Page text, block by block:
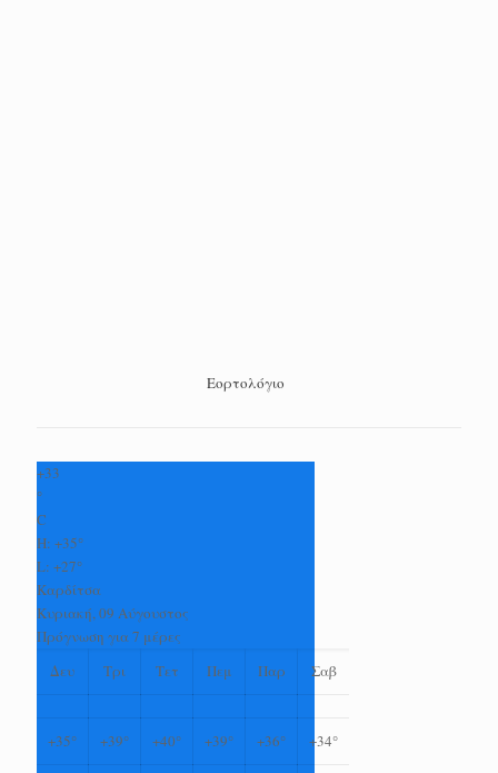
Εορτολόγιο
+33
°
C
H: +35°
L: +27°
Καρδίτσα
Κυριακή, 09 Αύγουστος
Πρόγνωση για 7 μέρες
Δευ
Τρι Τετ Πεμ Παρ Σαβ
+35° +39° +40° +39° +36° +34°